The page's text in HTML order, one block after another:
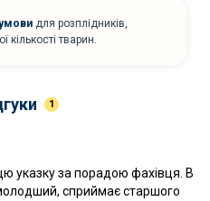
умови для розплідників,
кількості тварин.
1
указку за порадою фахівця. В
сприймає старшого